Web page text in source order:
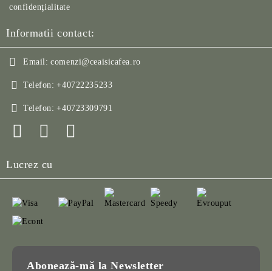
confidenţialitate
Informatii contact:
Email: comenzi@ceaisicafea.ro
Telefon: +40722235233
Telefon: +40723309791
Lucrez cu
Abonează-mă la Newsletter